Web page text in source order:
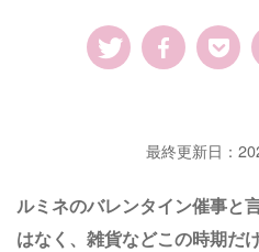
最終更新日：
ルミネのバレンタイン催事と
はなく、雑貨などこの時期だ